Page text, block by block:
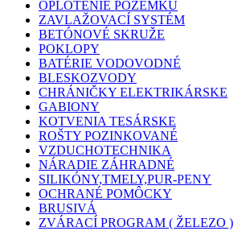
OPLOTENIE POZEMKU
ZAVLAŽOVACÍ SYSTÉM
BETÓNOVÉ SKRUŽE
POKLOPY
BATÉRIE VODOVODNÉ
BLESKOZVODY
CHRÁNIČKY ELEKTRIKÁRSKE
GABIONY
KOTVENIA TESÁRSKE
ROŠTY POZINKOVANÉ
VZDUCHOTECHNIKA
NÁRADIE ZÁHRADNÉ
SILIKÓNY,TMELY,PUR-PENY
OCHRANÉ POMÔCKY
BRUSIVÁ
ZVÁRACÍ PROGRAM ( ŽELEZO )